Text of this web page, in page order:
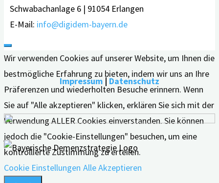
Schwabachanlage 6 | 91054 Erlangen
E-Mail: info@digidem-bayern.de
Impressum | Datenschutz
Wir verwenden Cookies auf unserer Website, um Ihnen die
bestmögliche Erfahrung zu bieten, indem wir uns an Ihre
Präferenzen und wiederholten Besuche erinnern. Wenn
Sie auf "Alle akzeptieren" klicken, erklären Sie sich mit der
Verwendung ALLER Cookies einverstanden. Sie können
jedoch die "Cookie-Einstellungen" besuchen, um eine
kontrollierte Zustimmung zu erteilen.
Cookie Einstellungen Alle Akzeptieren